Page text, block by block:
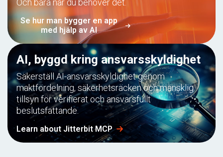
Och bara när du behöver det.
Se hur man bygger en app
med hjälp av AI
AI, byggd kring ansvarsskyldighet
Säkerställ AI-ansvarsskyldighet genom
maktfördelning, säkerhetsräcken och mänsklig
tillsyn för verifierat och ansvarsfullt
beslutsfattande.
Learn about Jitterbit MCP